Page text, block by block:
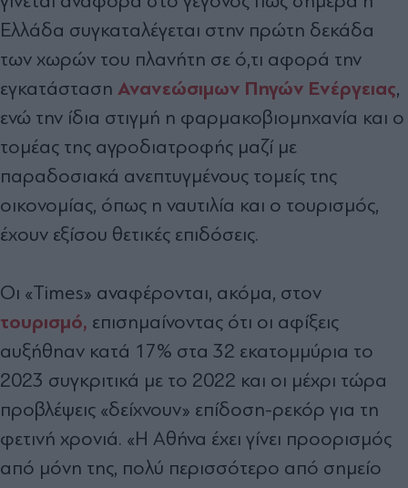
Ελλάδα συγκαταλέγεται στην πρώτη δεκάδα
των χωρών του πλανήτη σε ό,τι αφορά την
εγκατάσταση Ανανεώσιμων Πηγών Ενέργειας,
ενώ την ίδια στιγμή η φαρμακοβιομηχανία και ο
τομέας της αγροδιατροφής μαζί με
παραδοσιακά ανεπτυγμένους τομείς της
οικονομίας, όπως η ναυτιλία και ο τουρισμός,
έχουν εξίσου θετικές επιδόσεις.
Οι «Times» αναφέρονται, ακόμα, στον
τουρισμό, επισημαίνοντας ότι οι αφίξεις
αυξήθηαν κατά 17% στα 32 εκατομμύρια το
2023 συγκριτικά με το 2022 και οι μέχρι τώρα
προβλέψεις «δείχνουν» επίδοση-ρεκόρ για τη
φετινή χρονιά. «Η Αθήνα έχει γίνει προορισμός
από μόνη της, πολύ περισσότερο από σημείο